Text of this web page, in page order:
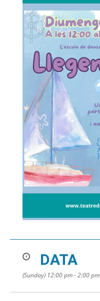
DATA
(Sunday) 12:00 pm - 2:00 pm